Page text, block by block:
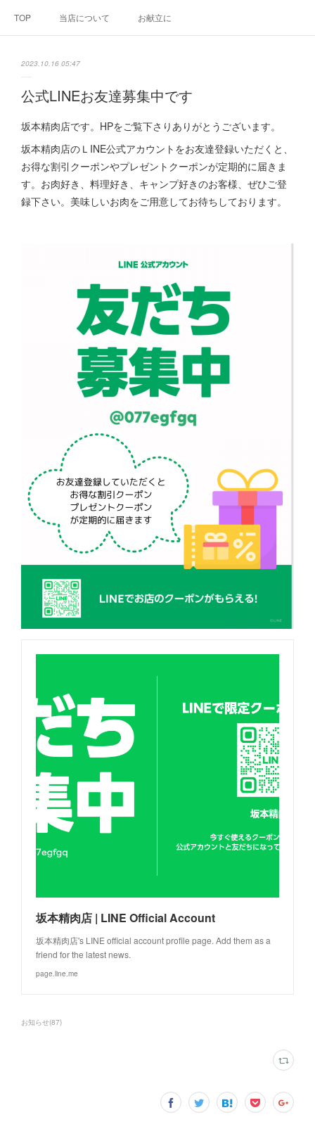
TOP 当店について お献立に
2023.10.16 05:47
公式LINEお友達募集中です
坂本精肉店です。HPをご覧下さりありがとうございます。
坂本精肉店のＬINE公式アカウントをお友達登録いただくと、
お得な割引クーポンやプレゼントクーポンが定期的に届きま
す。お肉好き、料理好き、キャンプ好きのお客様、ぜひご登
録下さい。美味しいお肉をご用意してお待ちしております。
坂本精肉店 | LINE Official Account
坂本精肉店's LINE official account profile page. Add them as a
friend for the latest news.
page.line.me
お知らせ(87)